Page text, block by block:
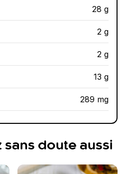
28 g
2 g
2 g
13 g
289 mg
sans doute aussi